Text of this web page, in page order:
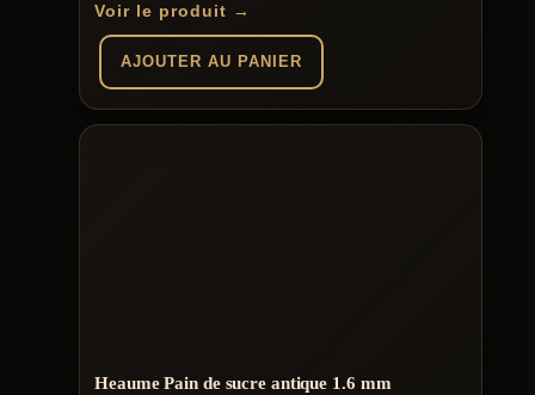
Voir le produit →
AJOUTER AU PANIER
Heaume Pain de sucre antique 1.6 mm